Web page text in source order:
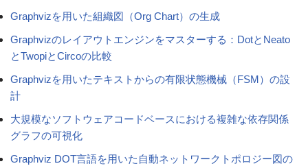
Graphvizを用いた組織図（Org Chart）の生成
Graphvizのレイアウトエンジンをマスターする：DotとNeato
とTwopiとCircoの比較
Graphvizを用いたテキストからの有限状態機械（FSM）の設
計
大規模なソフトウェアコードベースにおける複雑な依存関係
グラフの可視化
Graphviz DOT言語を用いた自動ネットワークトポロジー図の